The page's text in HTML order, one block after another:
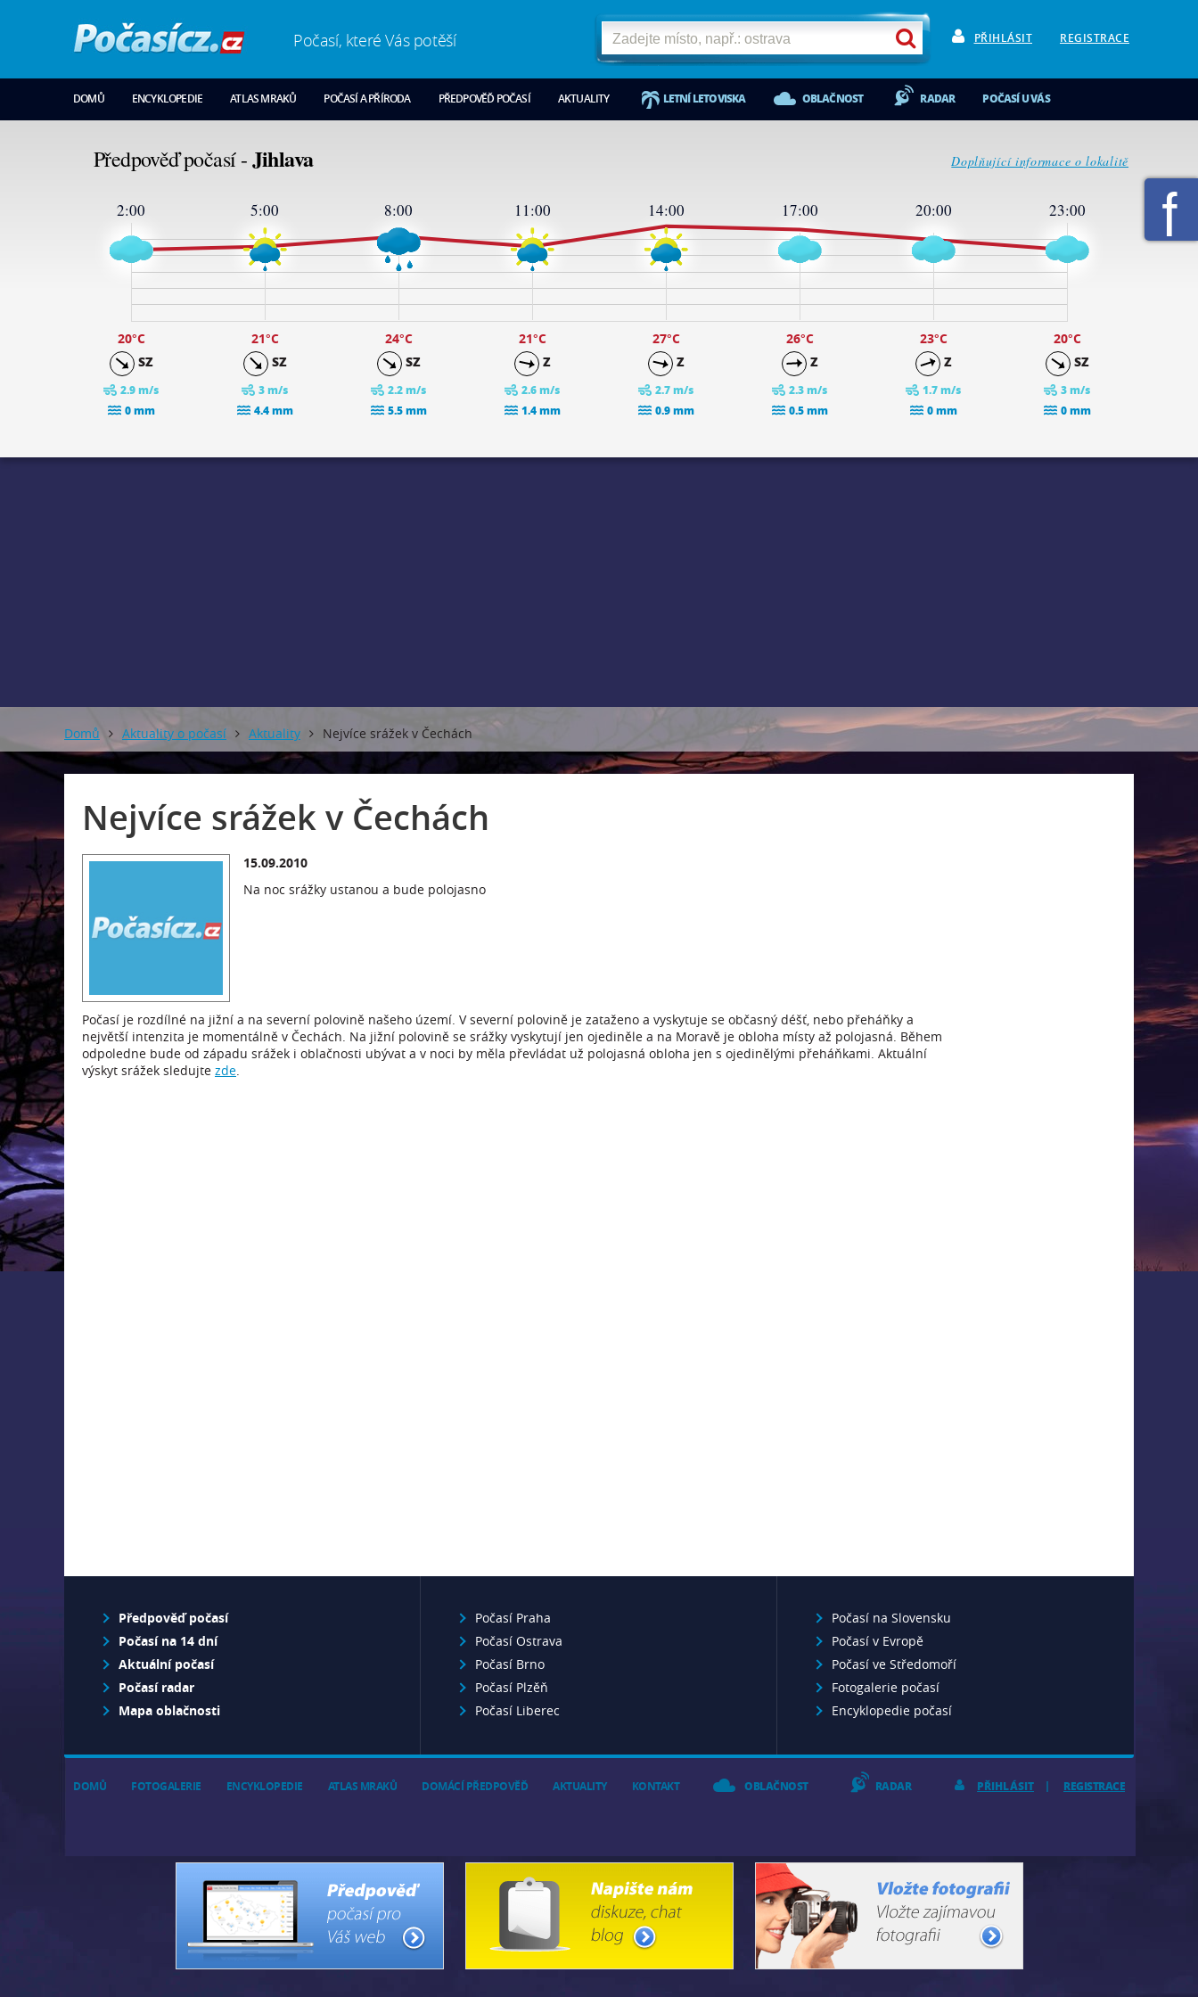
Počasí, které Vás potěší PŘIHLÁSIT REGISTRACE
DOMŮ ENCYKLOPEDIE ATLAS MRAKŮ POČASÍ A PŘÍRODA PŘEDPOVĚĎ POČASÍ AKTUALITY LETNÍ LETOVISKA OBLAČNOST RADAR POČASÍ U VÁS
Předpověď počasí -Jihlava Doplňující informace o lokalitě
2:00
20°C
SZ
2.9 m/s
0 mm
5:00
21°C
SZ
3 m/s
4.4 mm
8:00
24°C
SZ
2.2 m/s
5.5 mm
11:00
21°C
Z
2.6 m/s
1.4 mm
14:00
27°C
Z
2.7 m/s
0.9 mm
17:00
26°C
Z
2.3 m/s
0.5 mm
20:00
23°C
Z
1.7 m/s
0 mm
23:00
20°C
SZ
3 m/s
0 mm
28
24
19
Domů Aktuality o počasí Aktuality Nejvíce srážek v Čechách
Nejvíce srážek v Čechách
15.09.2010
Na noc srážky ustanou a bude polojasno
Počasí je rozdílné na jižní a na severní polovině našeho území. V severní polovině je zataženo a vyskytuje se občasný déšť, nebo přeháňky a
největší intenzita je momentálně v Čechách. Na jižní polovině se srážky vyskytují jen ojediněle a na Moravě je obloha místy až polojasná. Během
odpoledne bude od západu srážek i oblačnosti ubývat a v noci by měla převládat už polojasná obloha jen s ojedinělými přeháňkami. Aktuální
výskyt srážek sledujte zde
Předpověď počasí
Počasí na 14 dní
Aktuální počasí
Počasí radar
Mapa oblačnosti
Počasí Praha
Počasí Ostrava
Počasí Brno
Počasí Plzěň
Počasí Liberec
Počasí na Slovensku
Počasí v Evropě
Počasí ve Středomoří
Fotogalerie počasí
Encyklopedie počasí
DOMŮ FOTOGALERIE ENCYKLOPEDIE ATLAS MRAKŮ DOMÁCÍ PŘEDPOVĚĎ AKTUALITY KONTAKT OBLAČNOST RADAR REGISTRACE
PŘIHLÁSIT